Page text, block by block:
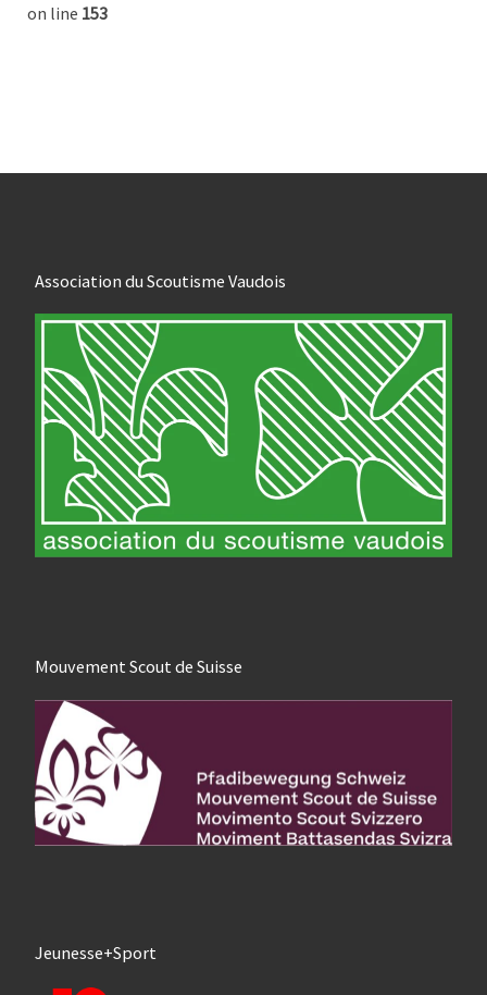
on line 153
Association du Scoutisme Vaudois
Mouvement Scout de Suisse
Jeunesse+Sport